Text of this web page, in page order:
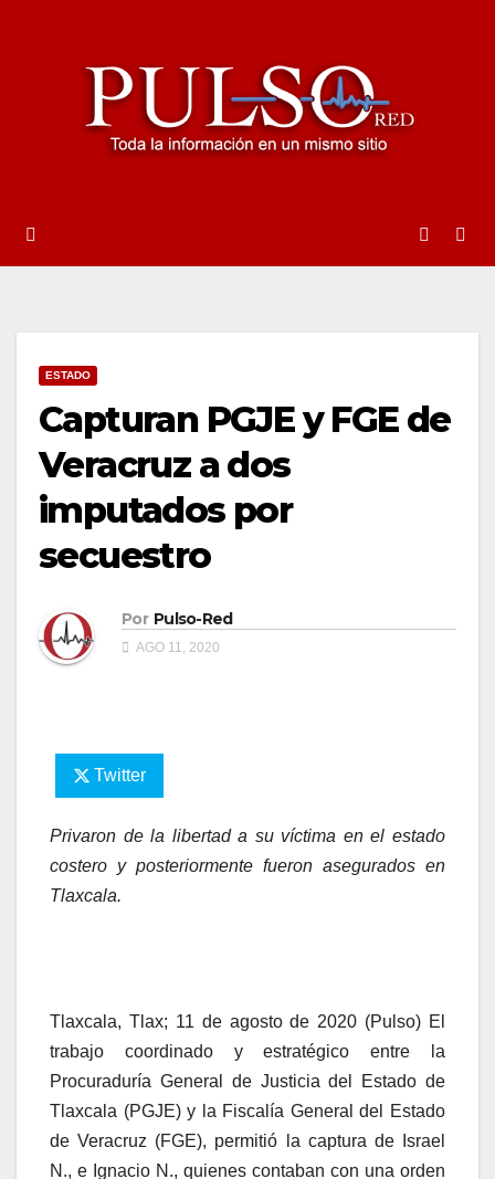
ESTADO
Capturan PGJE y FGE de
Veracruz a dos
imputados por
secuestro
Por Pulso-Red
AGO 11, 2020
Twitter
Privaron de la libertad a su víctima en el estado
costero y posteriormente fueron asegurados en
Tlaxcala.
Tlaxcala, Tlax; 11 de agosto de 2020 (Pulso) El
trabajo coordinado y estratégico entre la
Procuraduría General de Justicia del Estado de
Tlaxcala (PGJE) y la Fiscalía General del Estado
de Veracruz (FGE), permitió la captura de Israel
N., e Ignacio N., quienes contaban con una orden